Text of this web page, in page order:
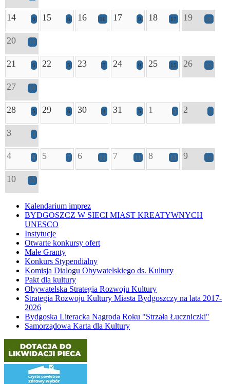
14 6 15 6 16 10 17 9 18 17 19 28
20 14
21 6 22 5 23 7 24 9 25 15 26 35
27 18
28 5 29 6 30 4 31 5 1 3 2 3
3 4
4 6 5 7 6 11 7 11 8 13 9 16
10 20
Kalendarium imprez
BYDGOSZCZ W SIECI MIAST KREATYWNYCH
UNESCO
Instytucje
Otwarte konkursy ofert
Małe Granty
Konkurs Stypendialny
Komisja Dialogu Obywatelskiego ds. Kultury
Pakt dla kultury
Obywatelska Strategia Rozwoju Kultury
Strategia Rozwoju Kultury Miasta Bydgoszczy na lata 2017-
2026
Bydgoska Literacka Nagroda Roku "Strzała Łuczniczki"
Samorządowa Karta dla Kultury